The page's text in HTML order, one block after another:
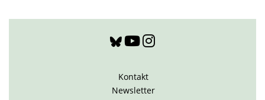
Kontakt
Newsletter